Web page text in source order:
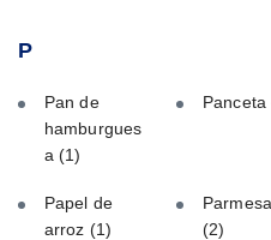
P
Pan de
hamburgues
a (1)
Panceta
Papel de
arroz (1)
(2)